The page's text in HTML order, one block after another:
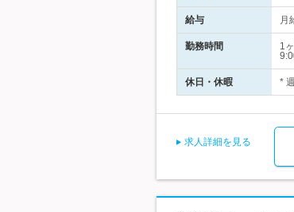
給与 月
勤務時間
1
休日・休暇 *
求人詳細を見る